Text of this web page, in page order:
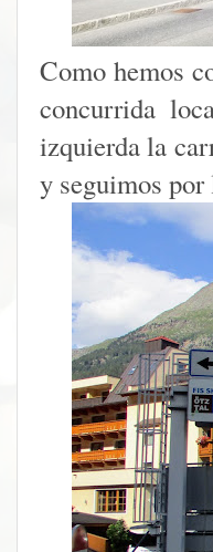
Como hemos
concurrida
izquierda la
y seguimos por